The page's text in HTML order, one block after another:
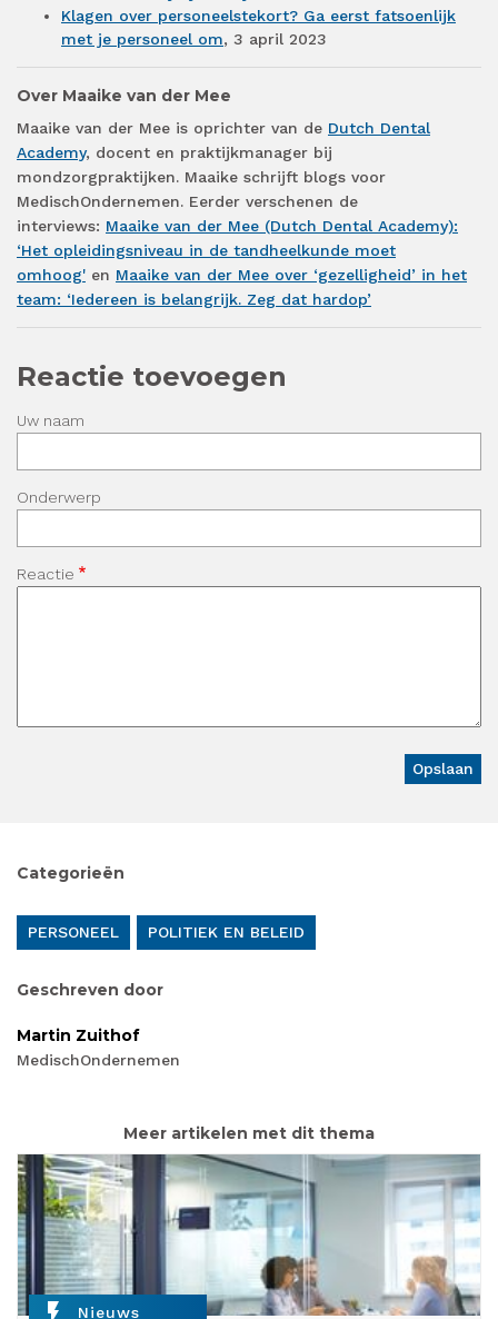
Klagen over personeelstekort? Ga eerst fatsoenlijk
met je personeel om, 3 april 2023
Over Maaike van der Mee
Maaike van der Mee is oprichter van de Dutch Dental
Academy, docent en praktijkmanager bij
mondzorgpraktijken. Maaike schrijft blogs voor
MedischOndernemen. Eerder verschenen de
interviews: Maaike van der Mee (Dutch Dental Academy):
‘Het opleidingsniveau in de tandheelkunde moet
omhoog' en Maaike van der Mee over ‘gezelligheid’ in het
team: ‘Iedereen is belangrijk. Zeg dat hardop’
Reactie toevoegen
Uw naam
Onderwerp
Reactie
Categorieën
PERSONEEL POLITIEK EN BELEID
Geschreven door
Martin Zuithof
MedischOndernemen
Meer artikelen met dit thema
flash_on Nieuws